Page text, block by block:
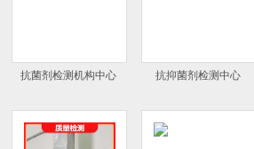
抗菌剂检测机构中心 抗抑菌剂检测中心